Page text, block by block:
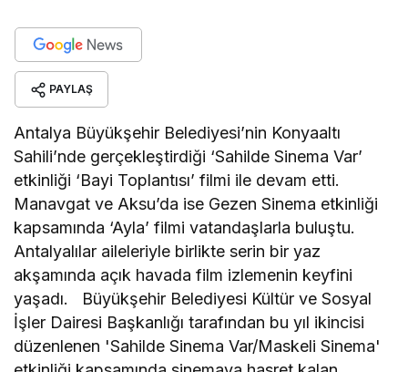
PAYLAŞ
Antalya Büyükşehir Belediyesi’nin Konyaaltı
Sahili’nde gerçekleştirdiği ‘Sahilde Sinema Var’
etkinliği ‘Bayi Toplantısı’ filmi ile devam etti.
Manavgat ve Aksu’da ise Gezen Sinema etkinliği
kapsamında ‘Ayla’ filmi vatandaşlarla buluştu.
Antalyalılar aileleriyle birlikte serin bir yaz
akşamında açık havada film izlemenin keyfini
yaşadı. Büyükşehir Belediyesi Kültür ve Sosyal
İşler Dairesi Başkanlığı tarafından bu yıl ikincisi
düzenlenen 'Sahilde Sinema Var/Maskeli Sinema'